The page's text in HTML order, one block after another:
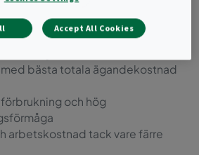
enligt ISO 16890.
plast
bästa totala ägandekostnad
och hög
arbetskostnad tack vare färre
Accept All Cookies